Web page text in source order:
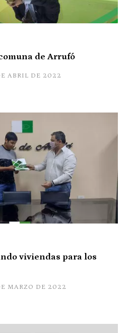
de Arrufó
ABRIL DE 2022
viviendas para los
MARZO DE 2022